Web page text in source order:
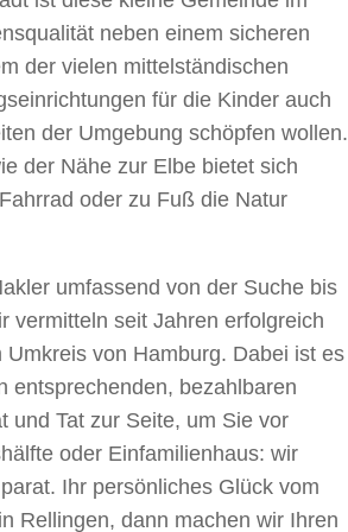
neben einem sicheren
der vielen mittelständischen
für die Kinder auch
der Umgebung schöpfen wollen.
der Nähe zur Elbe bietet sich
oder zu Fuß die Natur
umfassend von der Suche bis
vermitteln seit Jahren erfolgreich
von Hamburg. Dabei ist es
entsprechenden, bezahlbaren
und Tat zur Seite, um Sie vor
oder Einfamilienhaus: wir
Ihr persönliches Glück vom
Rellingen, dann machen wir Ihren